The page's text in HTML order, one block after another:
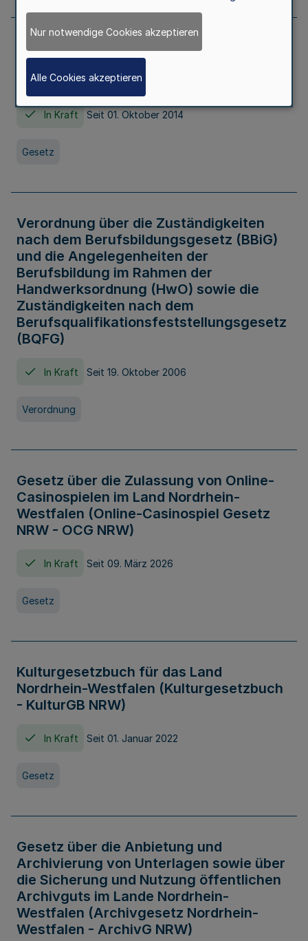
Gesetz über die Hochschulen des Landes
Nordrhein-Westfalen (Hochschulgesetz -
HG)
In Kraft Seit 01. Oktober 2014
Gesetz
Verordnung über die Zuständigkeiten
nach dem Berufsbildungsgesetz (BBiG)
und die Angelegenheiten der
Berufsbildung im Rahmen der
Handwerksordnung (HwO) sowie die
Zuständigkeiten nach dem
Berufsqualifikationsfeststellungsgesetz
(BQFG)
In Kraft Seit 19. Oktober 2006
Verordnung
Gesetz über die Zulassung von Online-
Casinospielen im Land Nordrhein-
Westfalen (Online-Casinospiel Gesetz
NRW - OCG NRW)
In Kraft Seit 09. März 2026
Gesetz
Kulturgesetzbuch für das Land
Nordrhein-Westfalen (Kulturgesetzbuch
- KulturGB NRW)
In Kraft Seit 01. Januar 2022
Gesetz
Gesetz über die Anbietung und
Archivierung von Unterlagen sowie über
die Sicherung und Nutzung öffentlichen
Archivguts im Lande Nordrhein-
Westfalen (Archivgesetz Nordrhein-
Westfalen - ArchivG NRW)
Nur notwendige Cookies akzeptieren
Alle Cookies akzeptieren